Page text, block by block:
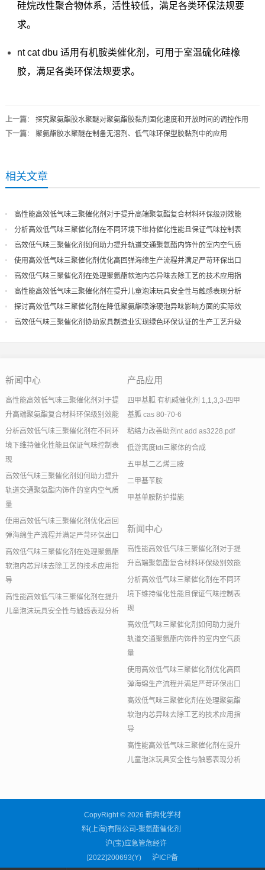
硅烷改性聚合物体系，活性较低，满足各类环保法规要
求。
nt cat dbu 适用有机胺类催化剂，可用于室温硫化硅橡
胶，满足各类环保法规要求。
上一篇： 探究聚氨酯胶水聚醚对聚氨酯胶黏剂固化速度和开放时间的调控作用
下一篇： 聚氨酯胶水聚醚在制备无溶剂、低气味环保型胶黏剂中的应用
相关文章
高性能高效低气味三聚催化剂对于提升高端聚氨酯复合材料环保级别效能
分析高效低气味三聚催化剂在不同环境下维持催化性能且保证气味控制表
现
高效低气味三聚催化剂如何助力提升轨道交通聚氨酯内饰件的室内空气质
量
使用高效低气味三聚催化剂优化高回弹海绵生产流程并满足严苛环保出口
高效低气味三聚催化剂在处理聚氨酯软泡内芯异味去除工艺的技术应用指
导
高性能高效低气味三聚催化剂在提升儿童泡沫玩具安全性与触感表现分析
探讨高效低气味三聚催化剂在降低聚氨酯喷涂硬泡异味影响方面的实际效
果
高效低气味三聚催化剂协助家具制造业实现绿色环保认证的生产工艺升级
新闻中心
高性能高效低气味三聚催化剂对于提
升高端聚氨酯复合材料环保级别效能
分析高效低气味三聚催化剂在不同环
境下维持催化性能且保证气味控制表
现
高效低气味三聚催化剂如何助力提升
轨道交通聚氨酯内饰件的室内空气质
量
使用高效低气味三聚催化剂优化高回
弹海绵生产流程并满足严苛环保出口
高效低气味三聚催化剂在处理聚氨酯
软泡内芯异味去除工艺的技术应用指
导
高性能高效低气味三聚催化剂在提升
儿童泡沫玩具安全性与触感表现分析
产品应用
四甲基胍 有机碱催化剂 1,1,3,3-四甲
基胍 cas 80-70-6
粘结力改善助剂nt add as3228.pdf
低游离度tdi三聚体的合成
五甲基二乙烯三胺
二甲基苄胺
甲基单胺防护措施
新闻中心
高性能高效低气味三聚催化剂对于提
升高端聚氨酯复合材料环保级别效能
分析高效低气味三聚催化剂在不同环
境下维持催化性能且保证气味控制表
现
高效低气味三聚催化剂如何助力提升
轨道交通聚氨酯内饰件的室内空气质
量
使用高效低气味三聚催化剂优化高回
弹海绵生产流程并满足严苛环保出口
高效低气味三聚催化剂在处理聚氨酯
软泡内芯异味去除工艺的技术应用指
导
高性能高效低气味三聚催化剂在提升
儿童泡沫玩具安全性与触感表现分析
CopyRight © 2026 新典化学材
料(上海)有限公司-聚氨酯催化剂
沪(宝)应急管危经许
[2022]200693(Y) 沪ICP备